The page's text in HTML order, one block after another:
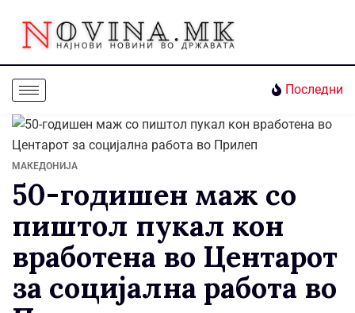
Последни
МАКЕДОНИЈА
50-годишен маж со
пиштол пукал кон
вработена во Центарот
за социјална работа во